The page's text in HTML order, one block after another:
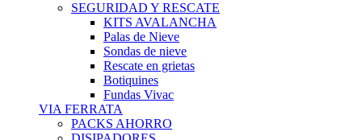
SEGURIDAD Y RESCATE
KITS AVALANCHA
Palas de Nieve
Sondas de nieve
Rescate en grietas
Botiquines
Fundas Vivac
VIA FERRATA
PACKS AHORRO